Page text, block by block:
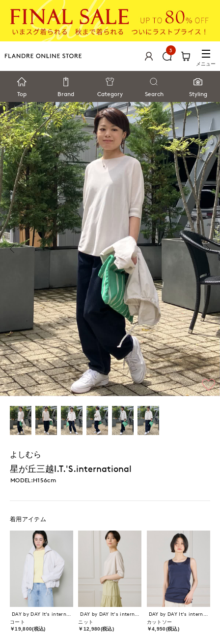
3
メニュー
Top Brand Category Search Styling
よしむら
星が丘三越I.T.'S.international
MODEL:H156cm
着用アイテム
コート
￥19,800(税込)
ニット
￥12,980(税込)
カットソー
￥4,950(税込)